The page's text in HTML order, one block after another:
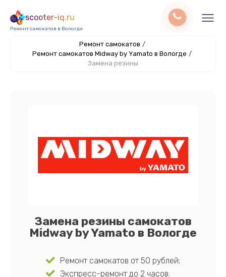
scooter-iq.ru
Ремонт самокатов в Вологде
Ремонт самокатов /
Ремонт самокатов Midway by Yamato в Вологде /
Замена резины
Замена резины самокатов
Midway by Yamato в Вологде
Ремонт самокатов от 50 рублей;
Экспресс-ремонт до 2 часов;